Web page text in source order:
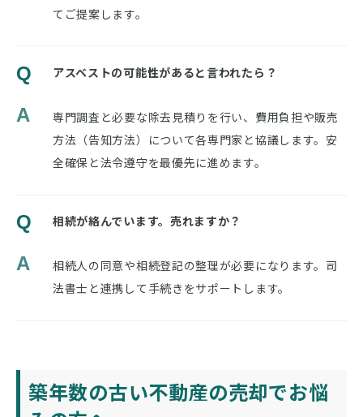
てご提案します。
Q アスベストの可能性があると言われたら？
A
専門調査と必要な除去見積りを行い、費用負担や販売
方法（告知方法）について各専門家と協議します。安
全確保と法令遵守を最優先に進めます。
Q 相続が絡んでいます。売れますか？
A
相続人の同意や相続登記の整理が必要になります。司
法書士と連携して手続きをサポートします。
築年数の古い不動産の売却でお悩